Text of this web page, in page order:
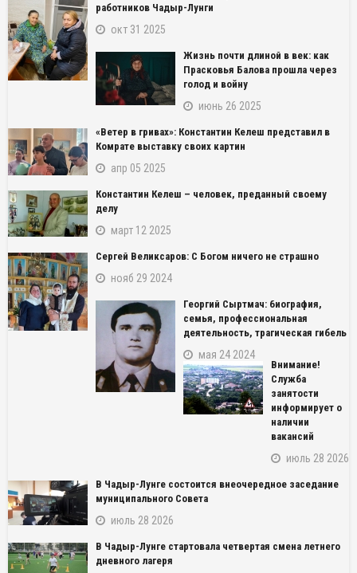
работников Чадыр-Лунги
окт 31 2025
Жизнь почти длиной в век: как
Прасковья Балова прошла через
голод и войну
июнь 26 2025
«Ветер в гривах»: Константин Келеш представил в
Комрате выставку своих картин
апр 05 2025
Константин Келеш – человек, преданный своему
делу
март 12 2025
Сергей Великсаров: С Богом ничего не страшно
нояб 29 2024
Георгий Сыртмач: биография,
семья, профессиональная
деятельность, трагическая гибель
мая 24 2024
Внимание!
Служба
занятости
информирует о
наличии
вакансий
июль 28 2026
В Чадыр-Лунге состоится внеочередное заседание
муниципального Совета
июль 28 2026
В Чадыр-Лунге стартовала четвертая смена летнего
дневного лагеря